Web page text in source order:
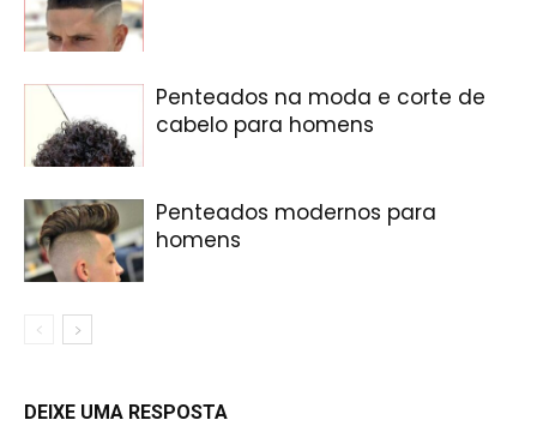
Penteados na moda e corte de
cabelo para homens
Penteados modernos para
homens
DEIXE UMA RESPOSTA